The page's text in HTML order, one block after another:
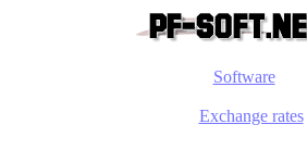
Software
Exchange rates